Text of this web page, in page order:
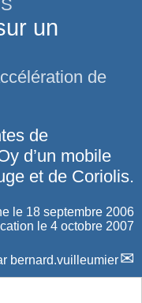
un
de
de
d’un mobile
et de Coriolis.
le 18 septembre 2006
le 4 octobre 2007
bernard.vuilleumier